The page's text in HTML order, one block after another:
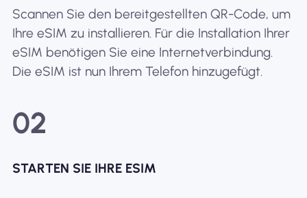
Scannen Sie den bereitgestellten QR-Code, um
Ihre eSIM zu installieren. Für die Installation Ihrer
eSIM benötigen Sie eine Internetverbindung.
Die eSIM ist nun Ihrem Telefon hinzugefügt.
02
STARTEN SIE IHRE ESIM